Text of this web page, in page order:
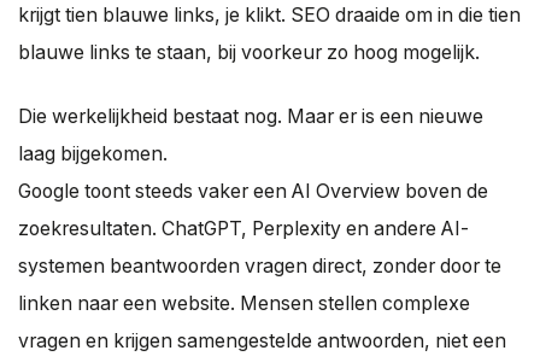
krijgt tien blauwe links, je klikt. SEO draaide om in die tien
blauwe links te staan, bij voorkeur zo hoog mogelijk.
Die werkelijkheid bestaat nog. Maar er is een nieuwe
laag bijgekomen.
Google toont steeds vaker een AI Overview boven de
zoekresultaten. ChatGPT, Perplexity en andere AI-
systemen beantwoorden vragen direct, zonder door te
linken naar een website. Mensen stellen complexe
vragen en krijgen samengestelde antwoorden, niet een